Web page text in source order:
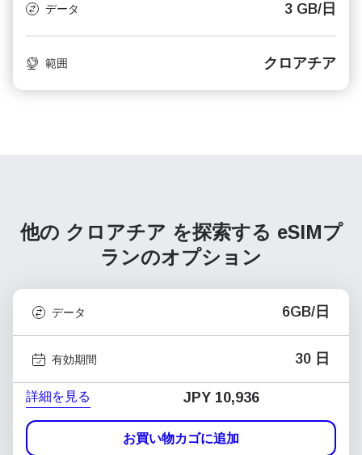
データ 3 GB/日
範囲 クロアチア
他の クロアチア を探索する eSIMプ
ランのオプション
データ 6GB/日
有効期間 30 日
詳細を見る JPY 10,936
お買い物カゴに追加